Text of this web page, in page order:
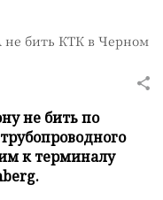
бить КТК в Черном
не бить по
к терминалу